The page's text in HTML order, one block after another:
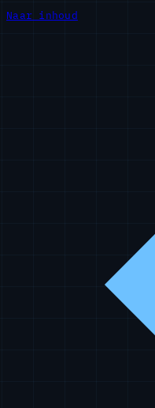
Naar inhoud